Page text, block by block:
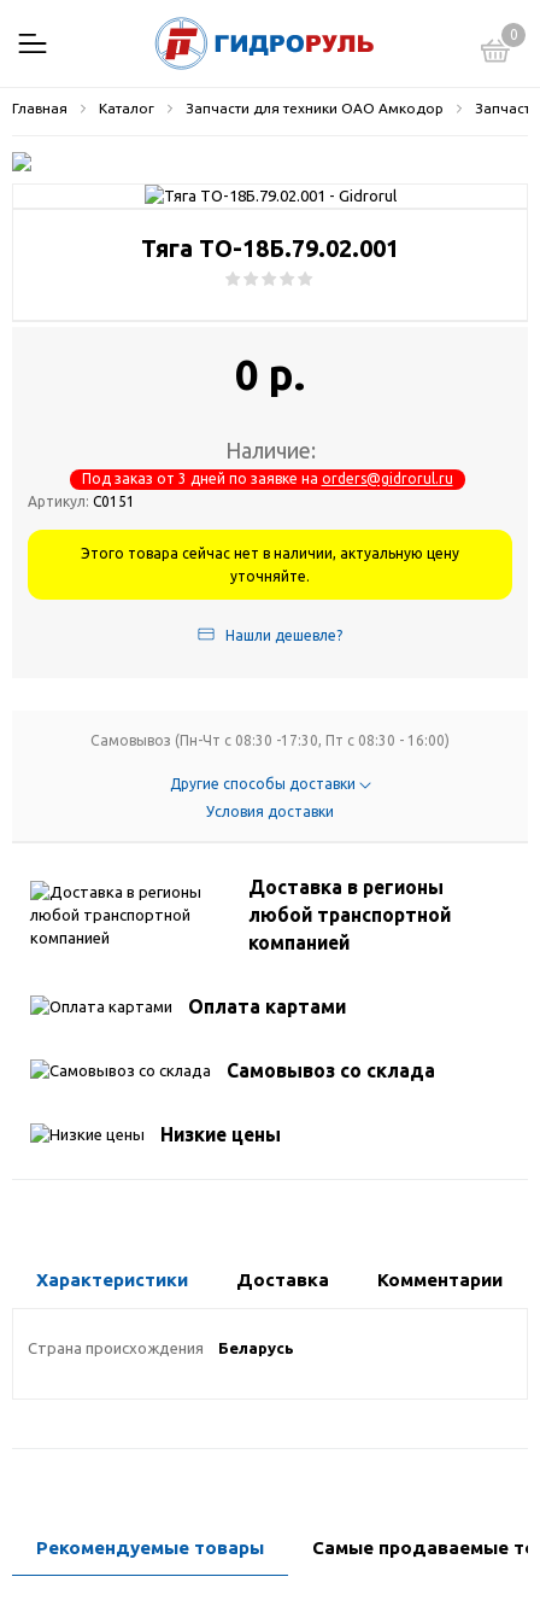
0
Главная Каталог Запчасти для техники ОАО Амкодор
Тяга ТО-18Б.79.02.001
0 р.
Наличие:
Под заказ от 3 дней по заявке на orders@gidrorul.ru
Артикул: С0151
Этого товара сейчас нет в наличии, актуальную цену
уточняйте.
Нашли дешевле?
Самовывоз (Пн-Чт с 08:30 -17:30, Пт с 08:30 - 16:00)
Другие способы доставки
Условия доставки
Доставка в регионы
любой транспортной
компанией
Оплата картами
Самовывоз со склада
Низкие цены
Характеристики Доставка Комментарии
Страна происхождения Беларусь
Рекомендуемые товары Самые продаваемые